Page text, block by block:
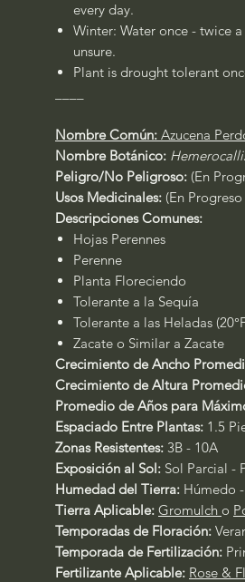
every day.
Winter: Water once - twice
unsure.
Plant is drought tolerant
Nombre Común: Azucena
Nombre Botánico:
Peligro/No Peligroso: (En
Usos Medicinales: (En
Descripciones Comunes:
Hojas Perennes
Perenne
Planta Floreciendo
Tolerante a la Sequía
Tolerante a las Heladas
Zacate o Similar a Zacate
Crecimiento de Ancho
Crecimiento de Altura
Promedio de Años para
Espaciado Entre Plantas: 1.5
Zonas Resistentes: 3B - 10A
Exposición al Sol: Sol Parcial -
Humedad del Tierra: Húmedo
Tierra Aplicable: Gromulch o
Temporadas de Floración:
Temporada de Fertilización:
Fertilizante Aplicable: Rose &